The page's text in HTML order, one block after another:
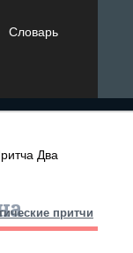
Словарь
Два
притчи